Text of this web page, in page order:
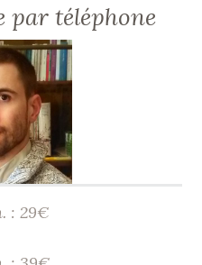
par téléphone
: 29€